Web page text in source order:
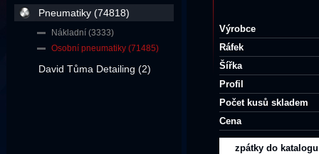
Výrobce
Ráfek
Šířka
Profil
Počet kusů skladem
Cena
zpátky do katalogu
Pneumatiky (74818)
Nákladní (3333)
Osobní pneumatiky (71485)
David Tůma Detailing (2)